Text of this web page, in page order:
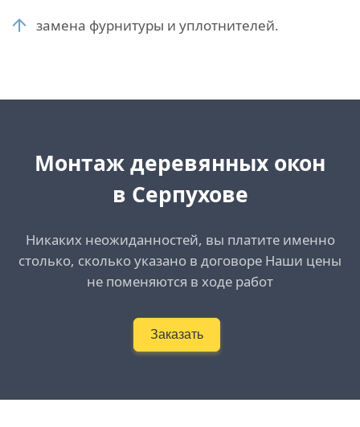
замена фурнитуры и уплотнителей.
Монтаж деревянных окон
в Серпухове
Никаких неожиданностей, вы платите именно
столько, сколько указано в договоре Наши цены
не поменяются в ходе работ
Заказать